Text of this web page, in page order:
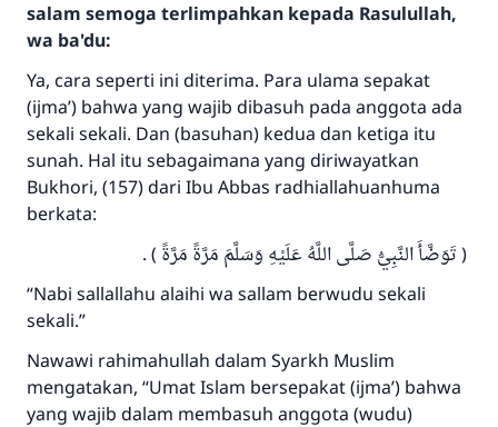
salam semoga terlimpahkan kepada Rasulullah,
wa ba'du:
Ya, cara seperti ini diterima. Para ulama sepakat
(ijma’) bahwa yang wajib dibasuh pada anggota ada
sekali sekali. Dan (basuhan) kedua dan ketiga itu
sunah. Hal itu sebagaimana yang diriwayatkan
Bukhori, (157) dari Ibu Abbas radhiallahuanhuma
berkata:
( تَوَضَّأَ النَّبِيُّ صَلَّى اللَّهُ عَلَيْهِ وَسَلَّمَ مَرَّةً مَرَّةً ) .
“Nabi sallallahu alaihi wa sallam berwudu sekali
sekali.”
Nawawi rahimahullah dalam Syarkh Muslim
mengatakan, “Umat Islam bersepakat (ijma’) bahwa
yang wajib dalam membasuh anggota (wudu)